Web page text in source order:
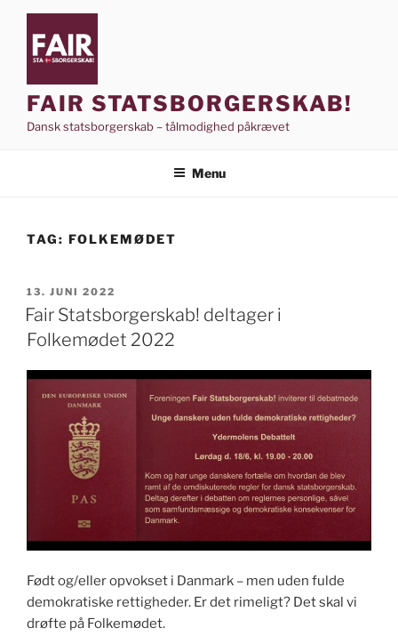
Videre
indhold
FAIR STATSBORGERSKAB!
Dansk statsborgerskab – tålmodighed påkrævet
Menu
TAG: FOLKEMØDET
UDGIVET
DEN
13. JUNI 2022
Fair Statsborgerskab! deltager i
Folkemødet 2022
Født og/eller opvokset i Danmark – men uden fulde
demokratiske rettigheder. Er det rimeligt? Det skal vi
drøfte på Folkemødet.